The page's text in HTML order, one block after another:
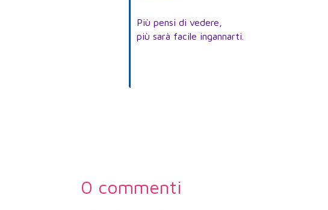
Più pensi di vedere,
più sarà facile ingannarti.
0 commenti